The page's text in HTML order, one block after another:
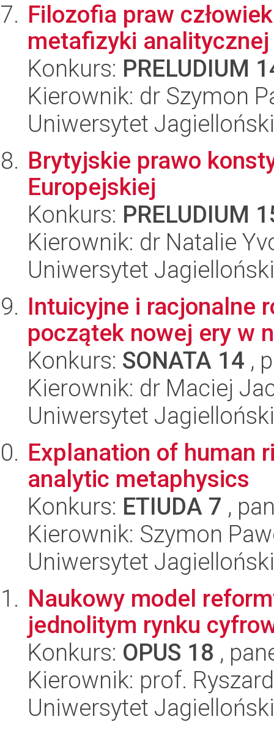
Filozofia praw
metafizyki analitycznej
Konkurs: PRELUDIUM
Kierownik: dr Szymon
Uniwersytet
Brytyjskie prawo
Europejskiej
Konkurs: PRELUDIUM
Kierownik: dr Natalie
Uniwersytet
Intuicyjne i racjonalne
początek nowej ery w
Konkurs: SONATA 14 ,
Kierownik: dr Maciej
Uniwersytet
Explanation of human
analytic metaphysics
Konkurs: ETIUDA 7 ,
Kierownik: Szymon
Uniwersytet
Naukowy model
jednolitym rynku
Konkurs: OPUS 18 ,
Kierownik: prof.
Uniwersytet